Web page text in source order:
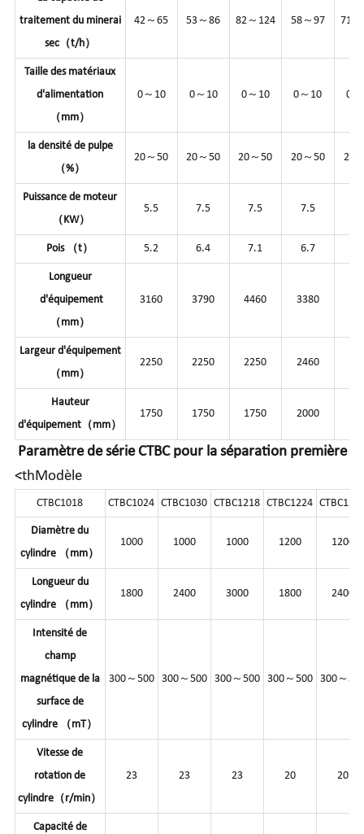
traitement du minerai
sec（t/h）
42～65 53～86 82～124 58～97 71
Taille des matériaux
d'alimentation
（mm）
0～10 0～10 0～10 0～10 0
la densité de pulpe
（%）
20～50 20～50 20～50 20～50 20
Puissance de moteur
（KW）
5.5 7.5 7.5 7.5
Pois （t） 5.2 6.4 7.1 6.7
Longueur
d'équipement
（mm）
3160 3790 4460 3380
Largeur d'équipement
（mm）
2250 2250 2250 2460
Hauteur
d'équipement（mm）
1750 1750 1750 2000
Paramètre de série CTBC pour la séparation première
<thModèle
CTBC1018 CTBC1024 CTBC1030 CTBC1218 CTBC1224
Diamètre du
cylindre （mm）
1000 1000 1000 1200 1200
Longueur du
cylindre （mm）
1800 2400 3000 1800 2400
Intensité de
champ
magnétique de la
surface de
cylindre （mT）
300～500 300～500 300～500 300～500 300～
Vitesse de
rotation de
cylindre（r/min）
23 23 23 20 20
Capacité de